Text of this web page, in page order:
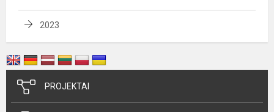
2023
PROJEKTAI